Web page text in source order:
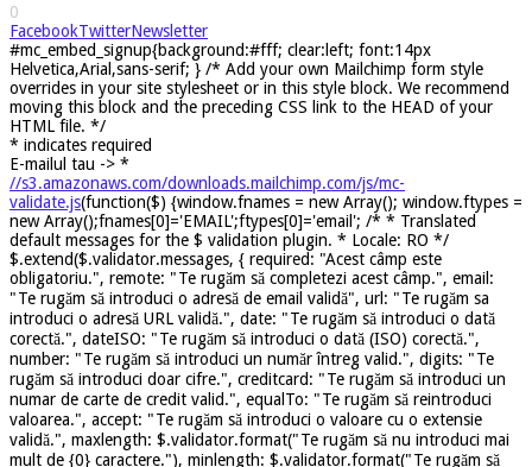
0
FacebookTwitterNewsletter
#mc_embed_signup{background:#fff; clear:left; font:14px
Helvetica,Arial,sans-serif; } /* Add your own Mailchimp form style
overrides in your site stylesheet or in this style block. We recommend
moving this block and the preceding CSS link to the HEAD of your
HTML file. */
* indicates required
E-mailul tau -> *
//s3.amazonaws.com/downloads.mailchimp.com/js/mc-
validate.js(function($) {window.fnames = new Array(); window.ftypes =
new Array();fnames[0]='EMAIL';ftypes[0]='email'; /* * Translated
default messages for the $ validation plugin. * Locale: RO */
$.extend($.validator.messages, { required: "Acest câmp este
obligatoriu.", remote: "Te rugăm să completezi acest câmp.", email:
"Te rugăm să introduci o adresă de email validă", url: "Te rugăm sa
introduci o adresă URL validă.", date: "Te rugăm să introduci o dată
corectă.", dateISO: "Te rugăm să introduci o dată (ISO) corectă.",
number: "Te rugăm să introduci un număr întreg valid.", digits: "Te
rugăm să introduci doar cifre.", creditcard: "Te rugăm să introduci un
numar de carte de credit valid.", equalTo: "Te rugăm să reintroduci
valoarea.", accept: "Te rugăm să introduci o valoare cu o extensie
validă.", maxlength: $.validator.format("Te rugăm să nu introduci mai
mult de {0} caractere."), minlength: $.validator.format("Te rugăm să